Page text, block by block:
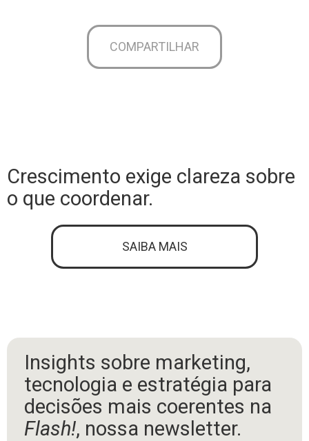
COMPARTILHAR
Crescimento exige clareza sobre
o que coordenar.
SAIBA MAIS
Insights sobre marketing,
tecnologia e estratégia para
decisões mais coerentes na
Flash!, nossa newsletter.